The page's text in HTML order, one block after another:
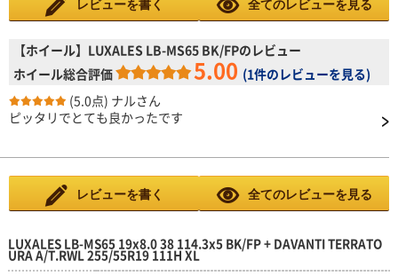
レビューを書く 全てのレビューを見る
【ホイール】LUXALES LB-MS65 BK/FPのレビュー
ホイール総合評価
5.00 (1件のレビューを見る)
(5.0点) ナルさん
ピッタリでとても良かったです
レビューを書く 全てのレビューを見る
LUXALES LB-MS65 19x8.0 38 114.3x5 BK/FP + DAVANTI TERRATO
URA A/T.RWL 255/55R19 111H XL